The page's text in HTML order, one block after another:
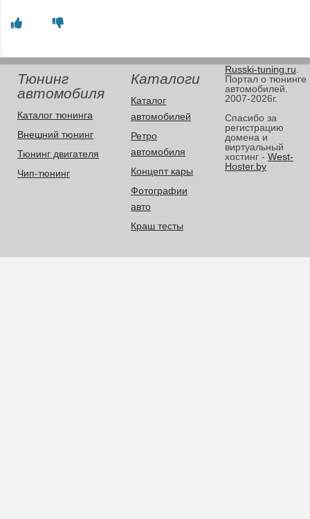
Тюнинг
автомобиля
Каталог тюнинга
Внешний тюнинг
Тюнинг двигателя
Чип-тюнинг
Каталоги
Каталог
автомобилей
Ретро
автомобиля
Концепт кары
Фотографии
авто
Краш тесты
Russki-tuning.ru
Портал о тюнинге
автомобилей.
2007-2026г.
Спасибо за
регистрацию
домена и
виртуальный
хостинг - West-
Hoster.by